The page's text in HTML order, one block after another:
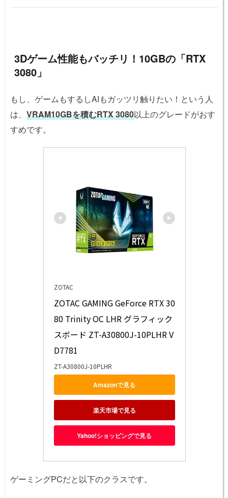
3Dゲーム性能もバッチリ！10GBの「RTX
3080」
もし、ゲームもするしAIもガッツリ触りたい！という人
は、 VRAM10GBを積むRTX 3080以上のグレードがおす
すめです。
ZOTAC
ZOTAC GAMING GeForce RTX 30
80 Trinity OC LHR グラフィック
スボード ZT-A30800J-10PLHR V
D7781
ZT-A30800J-10PLHR
Amazonで見る
楽天市場で見る
Yahoo!ショッピングで見る
ゲーミングPCだと以下のクラスです。